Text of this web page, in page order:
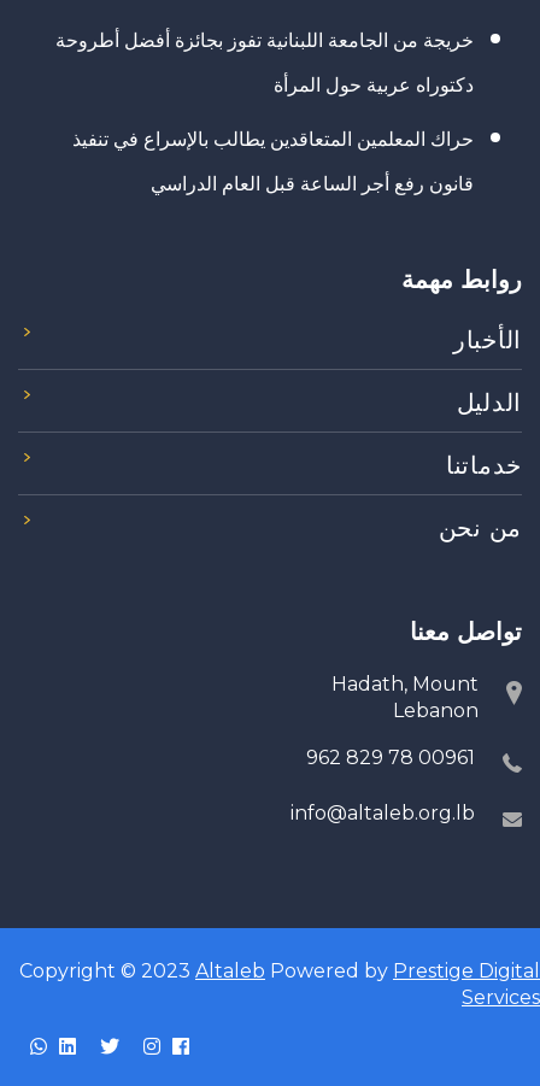
خريجة من الجامعة اللبنانية تفوز بجائزة أفضل أطروحة
دكتوراه عربية حول المرأة
حراك المعلمين المتعاقدين يطالب بالإسراع في تنفيذ
قانون رفع أجر الساعة قبل العام الدراسي
روابط مهمة
الأخبار
الدليل
خدماتنا
من نحن
تواصل معنا
Hadath, Mount
Lebanon
00961 78 829 962
info@altaleb.org.lb
Copyright © 2023 Altaleb Powered by Prestige Digital
Services